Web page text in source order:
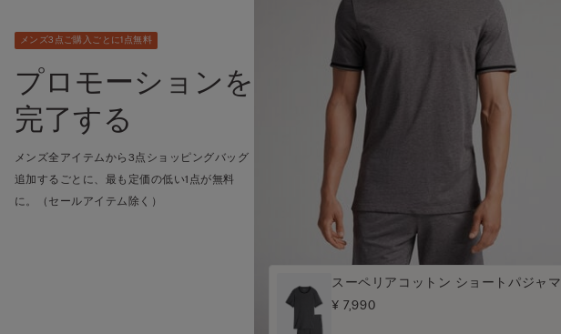
メンズ3点ご購入ごとに1点無料
プロモーションを
完了する
メンズ全アイテムから3点ショッピングバッグ
追加するごとに、最も定価の低い1点が無料
に。（セールアイテム除く）
スーペリアコットン ショートパジャマ
¥ 7,990